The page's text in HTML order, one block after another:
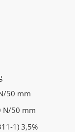
50 mm
N/50 mm
1) 3,5%